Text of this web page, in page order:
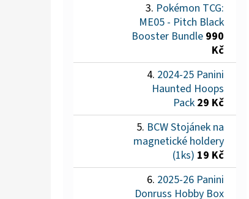
Pokémon TCG:
ME05 - Pitch Black
Booster Bundle 990
Kč
2024-25 Panini
Haunted Hoops
Pack 29 Kč
BCW Stojánek na
magnetické holdery
(1ks) 19 Kč
2025-26 Panini
Donruss Hobby Box